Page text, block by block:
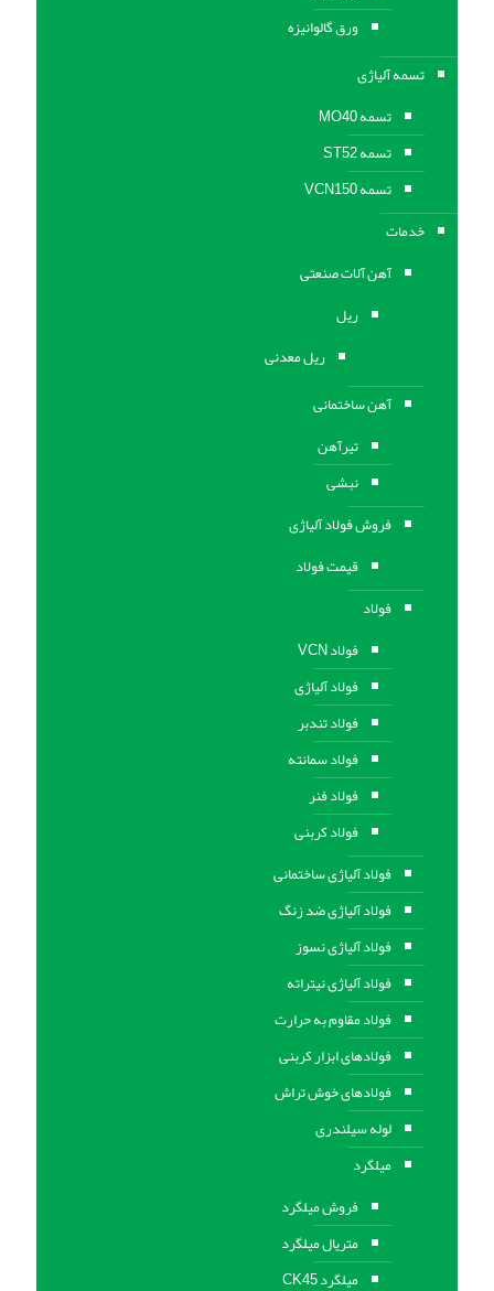
ورق گالوانیزه
تسمه آلیاژی
تسمه MO40
تسمه ST52
تسمه VCN150
خدمات
آهن آلات صنعتی
ریل
ریل معدنی
آهن ساختمانی
تیرآهن
نبشی
فروش فولاد آلیاژی
قیمت فولاد
فولاد
فولاد VCN
فولاد آلیاژی
فولاد تندبر
فولاد سمانته
فولاد فنر
فولاد کربنی
فولاد آلیاژی ساختمانی
فولاد آلیاژی ضد زنگ
فولاد آلیاژی نسوز
فولاد آلیاژی نیتراته
فولاد مقاوم به حرارت
فولادهای ابزار کربنی
فولادهای خوش تراش
لوله سیلندری
میلگرد
فروش میلگرد
متریال میلگرد
میلگرد CK45